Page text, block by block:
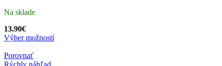
Na sklade
13.90€
Výber možností
Porovnať
Rýchly náhľad